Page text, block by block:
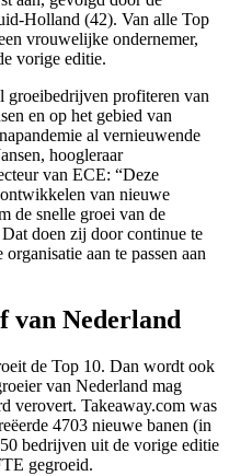
Holland (42). Van alle Top
vrouwelijke ondernemer,
vorige editie.
profiteren van
en op het gebied van
al vernieuwende
hoogleraar
van ECE: “Deze
van nieuwe
de snelle groei van de
doen zij door continue te
aan te passen aan
van Nederland
de Top 10. Dan wordt ook
van Nederland mag
verovert. Takeaway.com was
4703 nieuwe banen (in
bedrijven uit de vorige editie
gegroeid.